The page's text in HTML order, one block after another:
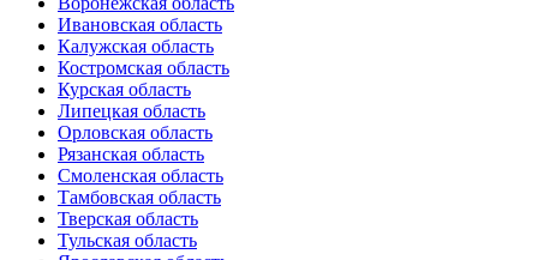
Ивановская область
Калужская область
Костромская область
Курская область
Липецкая область
Орловская область
Рязанская область
Смоленская область
Тамбовская область
Тверская область
Тульская область